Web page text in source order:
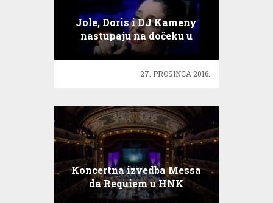
Jole, Doris i DJ Kameny
nastupaju na dočeku u
Dubrovniku
27. PROSINCA 2016.
Koncertna izvedba Messa
da Requiem u HNK